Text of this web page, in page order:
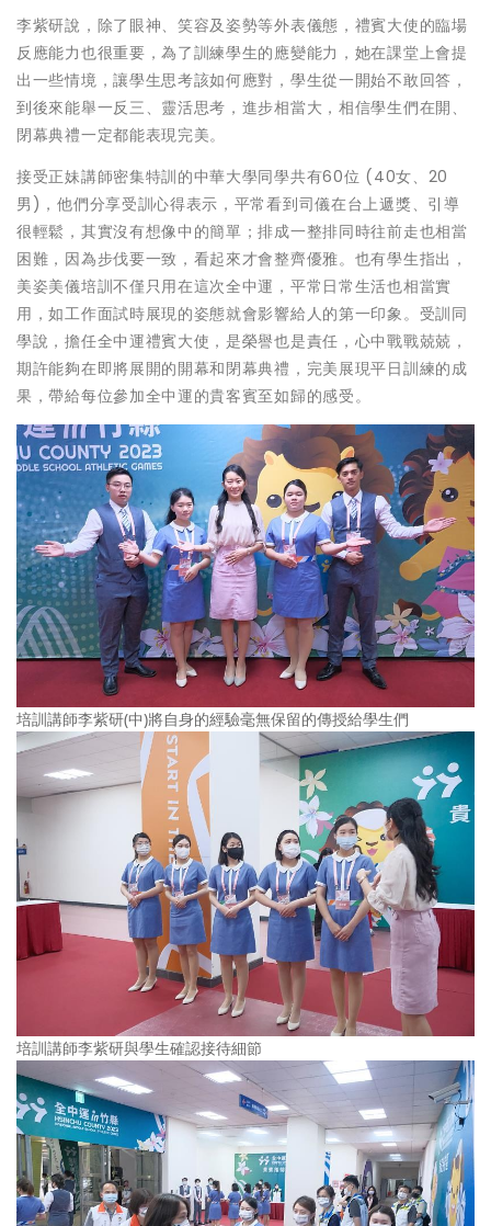
李紫研說，除了眼神、笑容及姿勢等外表儀態，禮賓大使的臨場
反應能力也很重要，為了訓練學生的應變能力，她在課堂上會提
出一些情境，讓學生思考該如何應對，學生從一開始不敢回答，
到後來能舉一反三、靈活思考，進步相當大，相信學生們在開、
閉幕典禮一定都能表現完美。
接受正妹講師密集特訓的中華大學同學共有60位 (40女、20
男)，他們分享受訓心得表示，平常看到司儀在台上遞獎、引導
很輕鬆，其實沒有想像中的簡單；排成一整排同時往前走也相當
困難，因為步伐要一致，看起來才會整齊優雅。也有學生指出，
美姿美儀培訓不僅只用在這次全中運，平常日常生活也相當實
用，如工作面試時展現的姿態就會影響給人的第一印象。受訓同
學說，擔任全中運禮賓大使，是榮譽也是責任，心中戰戰兢兢，
期許能夠在即將展開的開幕和閉幕典禮，完美展現平日訓練的成
果，帶給每位參加全中運的貴客賓至如歸的感受。
培訓講師李紫研(中)將自身的經驗毫無保留的傳授給學生們
培訓講師李紫研與學生確認接待細節